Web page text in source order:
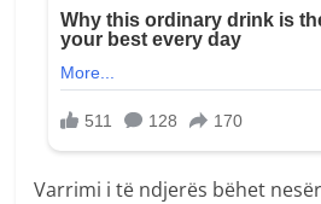
Varrimi i të ndjerës bëhet